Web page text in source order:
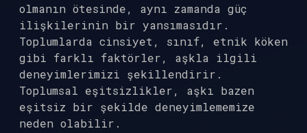
olmanın ötesinde, aynı zamanda güç
ilişkilerinin bir yansımasıdır.
Toplumlarda cinsiyet, sınıf, etnik köken
gibi farklı faktörler, aşkla ilgili
deneyimlerimizi şekillendirir.
Toplumsal eşitsizlikler, aşkı bazen
eşitsiz bir şekilde deneyimlememize
neden olabilir.